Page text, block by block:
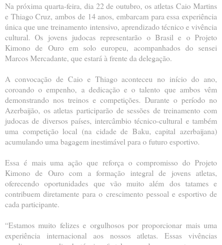
Na próxima quarta-feira, dia 22 de outubro, os atletas Caio Martins
e Thiago Cruz, ambos de 14 anos, embarcam para essa experiência
única que une treinamento intensivo, aprendizado técnico e vivência
cultural. Os jovens judocas representarão o Brasil e o Projeto
Kimono de Ouro em solo europeu, acompanhados do sensei
Marcos Mercadante, que estará à frente da delegação.
A convocação de Caio e Thiago aconteceu no início do ano,
coroando o empenho, a dedicação e o talento que ambos vêm
demonstrando nos treinos e competições. Durante o período no
Azerbaijão, os atletas participarão de sessões de treinamento com
judocas de diversos países, intercâmbio técnico-cultural e também
uma competição local (na cidade de Baku, capital azerbaijana)
acumulando uma bagagem inestimável para o futuro esportivo.
Essa é mais uma ação que reforça o compromisso do Projeto
Kimono de Ouro com a formação integral de jovens atletas,
oferecendo oportunidades que vão muito além dos tatames e
contribuem diretamente para o crescimento pessoal e esportivo de
cada participante.
“Estamos muito felizes e orgulhosos por proporcionar mais uma
experiência internacional aos nossos atletas. Essas vivências